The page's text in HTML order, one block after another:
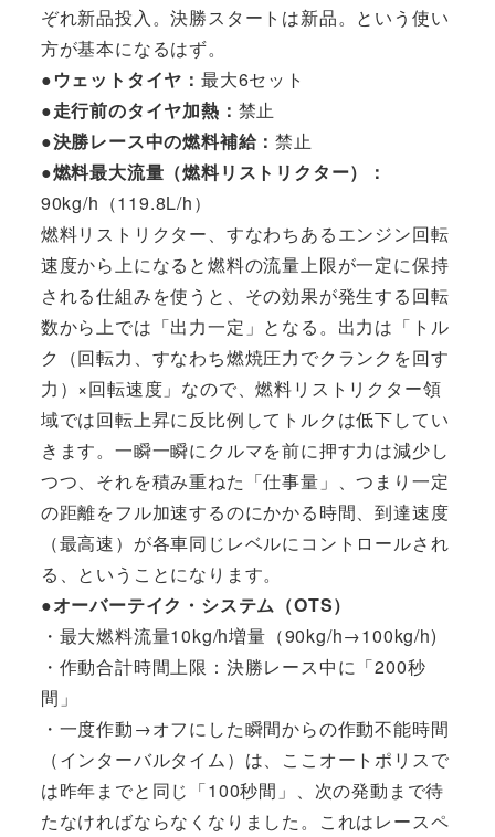
ぞれ新品投入。決勝スタートは新品。という使い
方が基本になるはず。
●ウェットタイヤ： 最大6セット
●走行前のタイヤ加熱： 禁止
●決勝レース中の燃料補給：禁止
●燃料最大流量（燃料リストリクター）：
90kg/h（119.8L/h）
燃料リストリクター、すなわちあるエンジン回転
速度から上になると燃料の流量上限が一定に保持
される仕組みを使うと、その効果が発生する回転
数から上では「出力一定」となる。出力は「トル
ク（回転力、すなわち燃焼圧力でクランクを回す
力）×回転速度」なので、燃料リストリクター領
域では回転上昇に反比例してトルクは低下してい
きます。一瞬一瞬にクルマを前に押す力は減少し
つつ、それを積み重ねた「仕事量」、つまり一定
の距離をフル加速するのにかかる時間、到達速度
（最高速）が各車同じレベルにコントロールされ
る、ということになります。
●オーバーテイク・システム（OTS）
・最大燃料流量10kg/h増量（90kg/h→100kg/h)
・作動合計時間上限：決勝レース中に「200秒
間」
・一度作動→オフにした瞬間からの作動不能時間
（インターバルタイム）は、ここオートポリスで
は昨年までと同じ「100秒間」、次の発動まで待
たなければならなくなりました。これはレースペ